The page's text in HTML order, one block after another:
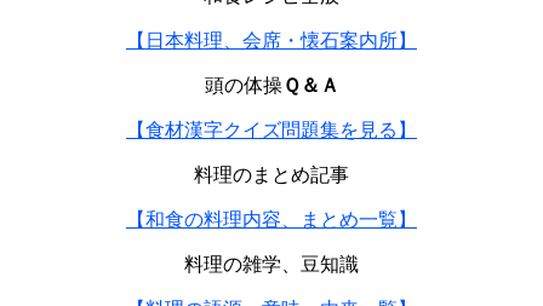
【日本料理、会席・懐石案内所】
頭の体操Ｑ＆Ａ
【食材漢字クイズ問題集を見る】
料理のまとめ記事
【和食の料理内容、まとめ一覧】
料理の雑学、豆知識